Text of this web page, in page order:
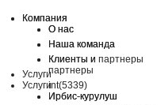
Компания
О нас
Наша команда
Клиенты и
партнеры
Услуги
Ирбис-курулуш
Компания
О нас
Наша команда
Клиенты и партнеры
Услуги
int(5339)
Ирбис-курулуш